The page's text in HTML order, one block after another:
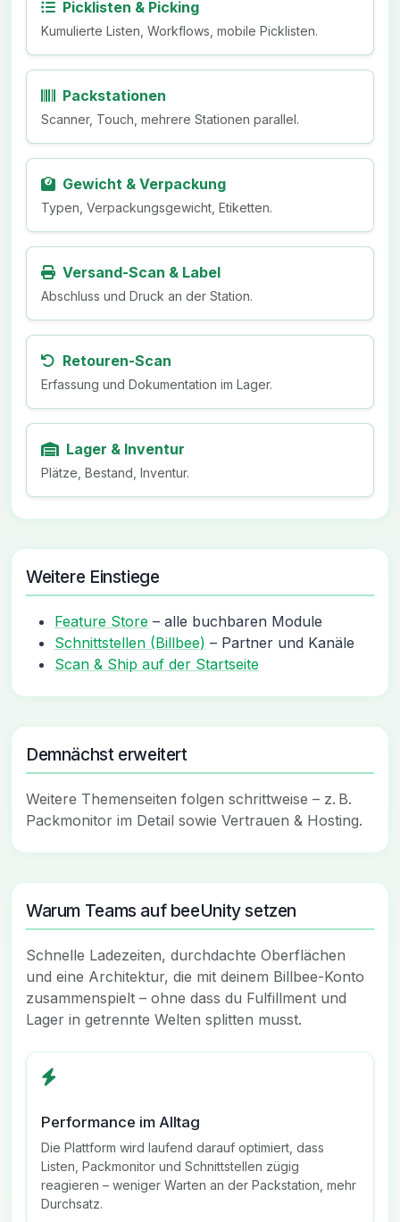
Picklisten & Picking
Kumulierte Listen, Workflows, mobile Picklisten.
Packstationen
Scanner, Touch, mehrere Stationen parallel.
Gewicht & Verpackung
Typen, Verpackungsgewicht, Etiketten.
Versand-Scan & Label
Abschluss und Druck an der Station.
Retouren-Scan
Erfassung und Dokumentation im Lager.
Lager & Inventur
Plätze, Bestand, Inventur.
Weitere Einstiege
Feature Store – alle buchbaren Module
Schnittstellen (Billbee) – Partner und Kanäle
Scan & Ship auf der Startseite
Demnächst erweitert
Weitere Themenseiten folgen schrittweise – z. B.
Packmonitor im Detail sowie Vertrauen & Hosting.
Warum Teams auf beeUnity setzen
Schnelle Ladezeiten, durchdachte Oberflächen
und eine Architektur, die mit deinem Billbee-Konto
zusammenspielt – ohne dass du Fulfillment und
Lager in getrennte Welten splitten musst.
Performance im Alltag
Die Plattform wird laufend darauf optimiert, dass
Listen, Packmonitor und Schnittstellen zügig
reagieren – weniger Warten an der Packstation, mehr
Durchsatz.